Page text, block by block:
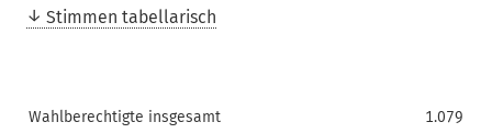
Stimmen tabellarisch
Wahlberechtigte insgesamt 1.079